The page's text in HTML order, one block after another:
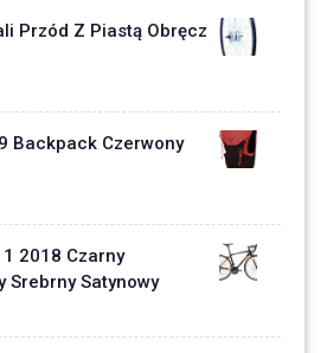
Przód Z Piastą Obręcz
Backpack Czerwony
2018 Czarny
Srebrny Satynowy